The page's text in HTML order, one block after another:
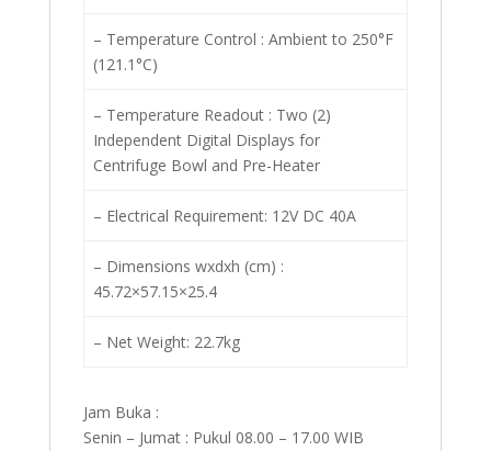
– Temperature Control : Ambient to 250°F
(121.1°C)
– Temperature Readout : Two (2)
Independent Digital Displays for
Centrifuge Bowl and Pre-Heater
– Electrical Requirement: 12V DC 40A
– Dimensions wxdxh (cm) :
45.72×57.15×25.4
– Net Weight: 22.7kg
Jam Buka :
Senin – Jumat : Pukul 08.00 – 17.00 WIB